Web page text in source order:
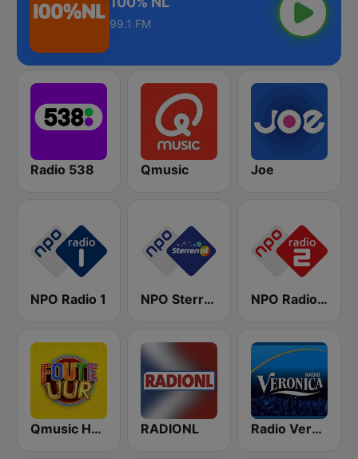
99.1 FM
Radio 538 Qmusic Joe
NPO Radio 1 NPO Sterren NPO Radio 2
Qmusic Het Foute Uur RADIONL Radio Veronica